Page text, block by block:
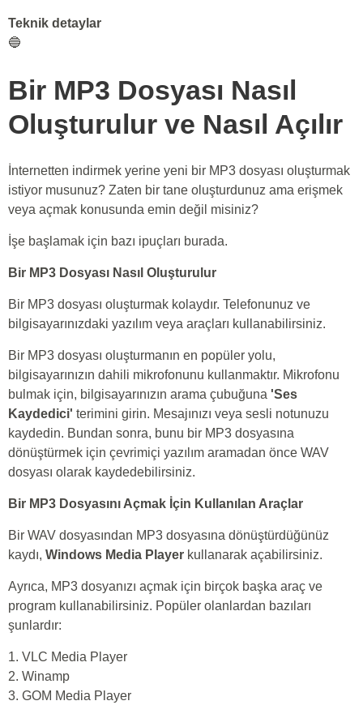
Teknik detaylar
🔵
Bir MP3 Dosyası Nasıl
Oluşturulur ve Nasıl Açılır
İnternetten indirmek yerine yeni bir MP3 dosyası oluşturmak
istiyor musunuz? Zaten bir tane oluşturdunuz ama erişmek
veya açmak konusunda emin değil misiniz?
İşe başlamak için bazı ipuçları burada.
Bir MP3 Dosyası Nasıl Oluşturulur
Bir MP3 dosyası oluşturmak kolaydır. Telefonunuz ve
bilgisayarınızdaki yazılım veya araçları kullanabilirsiniz.
Bir MP3 dosyası oluşturmanın en popüler yolu,
bilgisayarınızın dahili mikrofonunu kullanmaktır. Mikrofonu
bulmak için, bilgisayarınızın arama çubuğuna 'Ses
Kaydedici' terimini girin. Mesajınızı veya sesli notunuzu
kaydedin. Bundan sonra, bunu bir MP3 dosyasına
dönüştürmek için çevrimiçi yazılım aramadan önce WAV
dosyası olarak kaydedebilirsiniz.
Bir MP3 Dosyasını Açmak İçin Kullanılan Araçlar
Bir WAV dosyasından MP3 dosyasına dönüştürdüğünüz
kaydı, Windows Media Player kullanarak açabilirsiniz.
Ayrıca, MP3 dosyanızı açmak için birçok başka araç ve
program kullanabilirsiniz. Popüler olanlardan bazıları
şunlardır:
1. VLC Media Player
2. Winamp
3. GOM Media Player